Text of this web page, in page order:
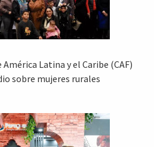
Latina y el Caribe (CAF)
sobre mujeres rurales